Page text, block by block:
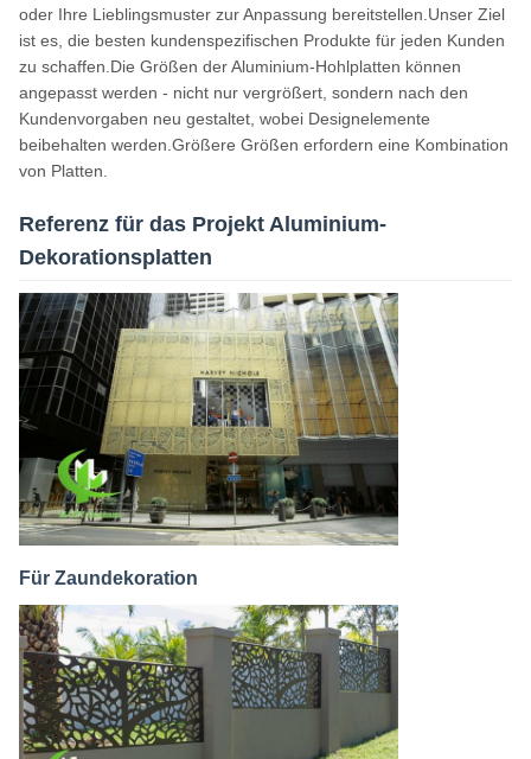
oder Ihre Lieblingsmuster zur Anpassung bereitstellen.Unser Ziel
ist es, die besten kundenspezifischen Produkte für jeden Kunden
zu schaffen.Die Größen der Aluminium-Hohlplatten können
angepasst werden - nicht nur vergrößert, sondern nach den
Kundenvorgaben neu gestaltet, wobei Designelemente
beibehalten werden.Größere Größen erfordern eine Kombination
von Platten.
Referenz für das Projekt Aluminium-
Dekorationsplatten
Für Zaundekoration